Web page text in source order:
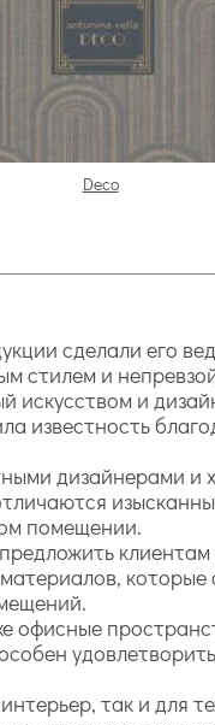
Deco
сделали его
стилем и
искусством и
известность
дизайнерами и
помещении.
офисные
так и для